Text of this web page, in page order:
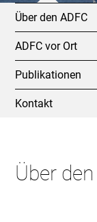
Über den ADFC
ADFC vor Ort
Publikationen
Kontakt
Über